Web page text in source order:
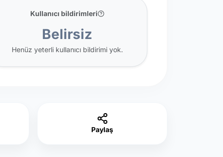
Kullanıcı bildirimleri
Belirsiz
Henüz yeterli kullanıcı bildirimi yok.
Paylaş